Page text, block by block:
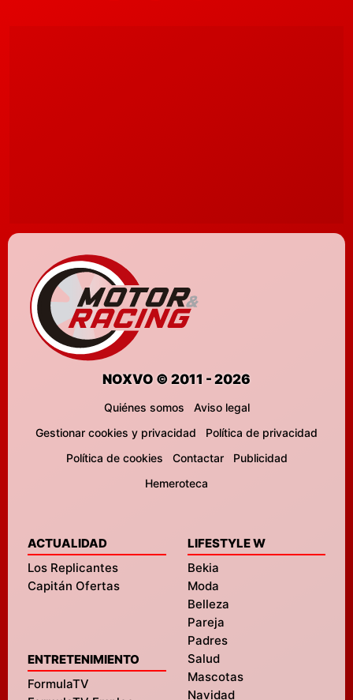
NOXVO © 2011 - 2026
Quiénes somos
Aviso legal
Gestionar cookies y privacidad
Política de privacidad
Política de cookies
Contactar
Publicidad
Hemeroteca
ACTUALIDAD
Los Replicantes
Capitán Ofertas
ENTRETENIMIENTO
FormulaTV
LIFESTYLE W
Bekia
Moda
Belleza
Pareja
Padres
Salud
Mascotas
Navidad